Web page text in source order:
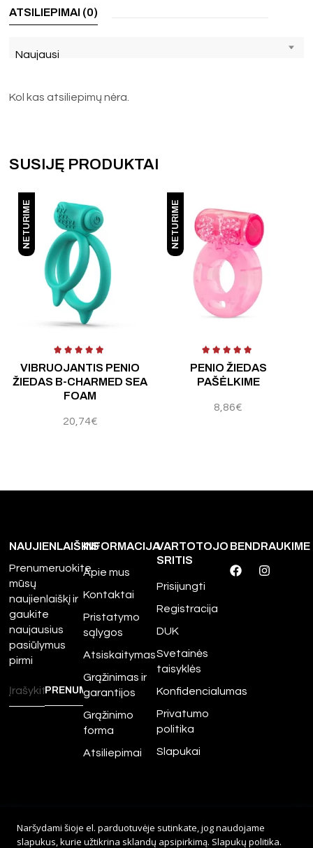
ATSILIEPIMAI (0)
Naujausi
Kol kas atsiliepimų nėra.
SUSIJĘ PRODUKTAI
NETURIME
VIBRUOJANTIS PENIO
ŽIEDAS B-CHARMED SEA
FOAM
20,74€
NETURIME
PENIO ŽIEDAS
PAŠĖLKIME
8,86€
Įvertinimas:3.75
NAUJIENLAIŠKIS
Prenumeruokite
mūsų
naujienlaiškį ir
gaukite
naujausius
pasiūlymus
pirmi
INFORMACIJA
Apie mus
Kontaktai
Pristatymo
sąlygos
Atsiskaitymas
Grąžinimas ir
garantijos
Grąžinimo
forma
Atsiliepimai
VARTOTOJO
SRITIS
Prisijungti
Registracija
DUK
Svetainės
taisyklės
Konfidencialumas
Privatumo
politika
Slapukai
BENDRAUKIME
teisės saugomos.
Naršydami šioje el. parduotuvėje sutinkate, jog naudojame
slapukus, kurie užtikrina sklandų apsipirkimą. Slapukų politika.